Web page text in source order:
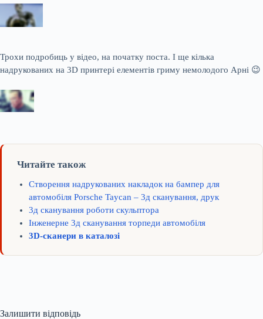
Трохи подробиць у відео, на початку поста. І ще кілька
надрукованих на 3D принтері елементів гриму немолодого Арні 😉
Читайте також
Створення надрукованих накладок на бампер для
автомобіля Porsche Taycan – 3д сканування, друк
3д сканування роботи скульптора
Інженерне 3д сканування торпеди автомобіля
3D-сканери в каталозі
Залишити відповідь